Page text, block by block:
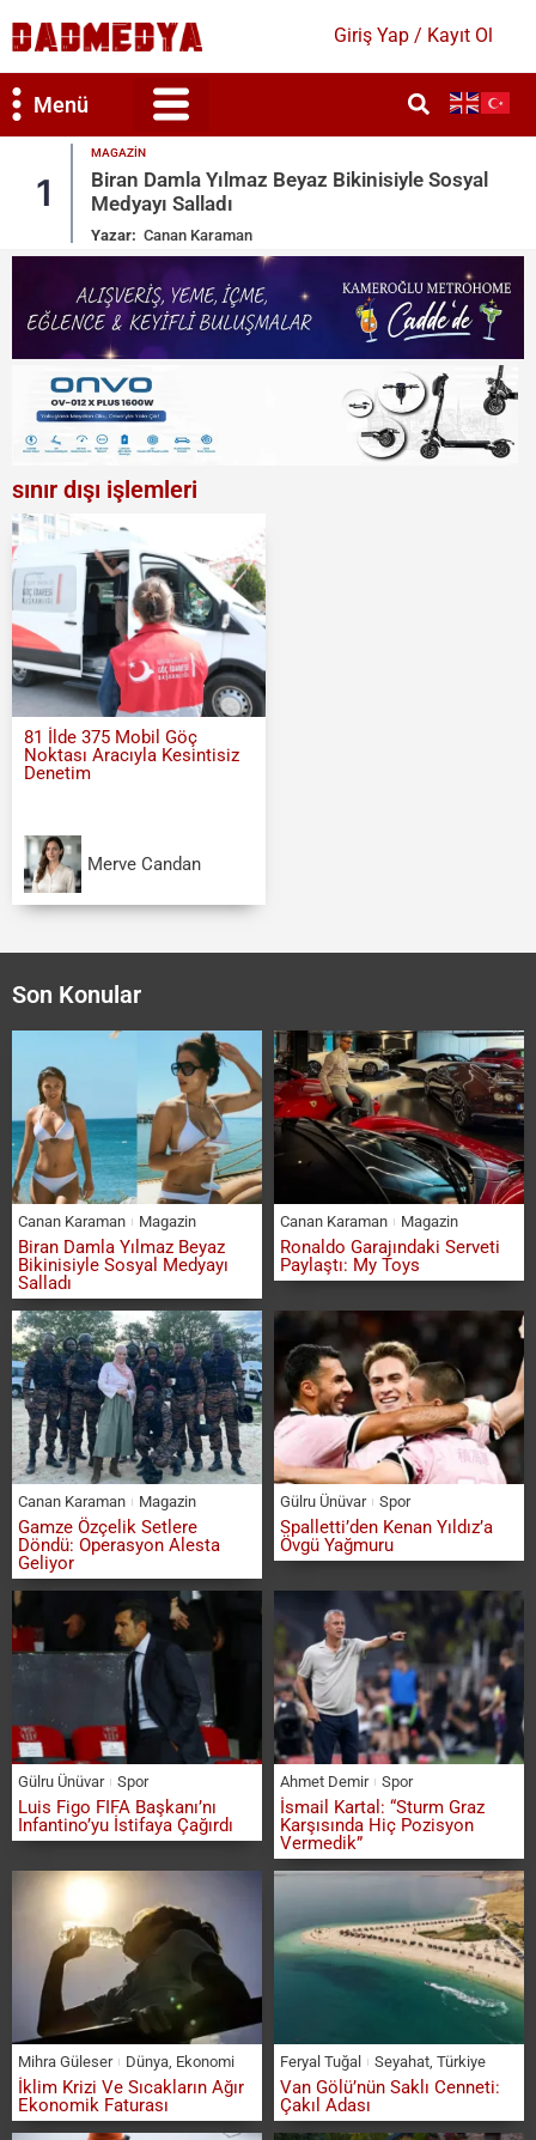
Giriş Yap / Kayıt Ol
Menü
Sosyal 2
Ronaldo Garajındaki Serveti Paylaştı:
Toys
Yazar: Canan Karaman
sınır dışı işlemleri
81 İlde 375 Mobil Göç
Noktası Aracıyla Kesintisiz
Denetim
Merve Candan
Son Konular
Canan Karaman Magazin
Biran Damla Yılmaz Beyaz
Bikinisiyle Sosyal Medyayı
Salladı
Canan Karaman Magazin
Ronaldo Garajındaki Serveti
Paylaştı: My Toys
Canan Karaman Magazin
Gamze Özçelik Setlere
Döndü: Operasyon Alesta
Geliyor
Gülru Ünüvar Spor
Spalletti’den Kenan Yıldız’a
Övgü Yağmuru
Gülru Ünüvar Spor
Luis Figo FIFA Başkanı’nı
Infantino’yu İstifaya Çağırdı
Ahmet Demir Spor
İsmail Kartal: “Sturm Graz
Karşısında Hiç Pozisyon
Vermedik”
Mihra Güleser Dünya, Ekonomi
İklim Krizi Ve Sıcakların Ağır
Ekonomik Faturası
Feryal Tuğal Seyahat, Türkiye
Van Gölü’nün Saklı Cenneti:
Çakıl Adası